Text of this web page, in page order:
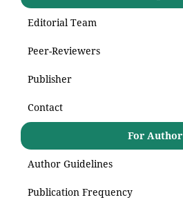
Editorial Team
Peer-Reviewers
Publisher
Contact
For Author
Author Guidelines
Publication Frequency